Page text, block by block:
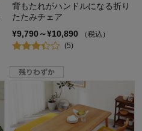
背もたれがハンドルになる折り
たたみチェア
¥9,790～¥10,890
（税込）
(5)